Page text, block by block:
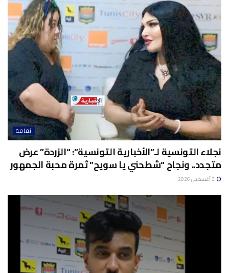
ثقافة
نجلاء التونسية لـ”الأخبارية التونسية”: “الزردة” عرض
متجدد.. ونجاح “شطحني يا سويح” ثمرة محبة الجمهور